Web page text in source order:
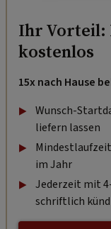
Ihr Vorteil:
kostenlos
15x nach Hause
Wunsch-
liefern lassen
im Jahr
Jederzeit mit
schriftlich